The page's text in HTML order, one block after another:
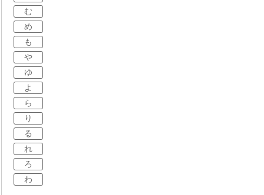
む
め
も
や
ゆ
よ
ら
り
る
れ
ろ
わ